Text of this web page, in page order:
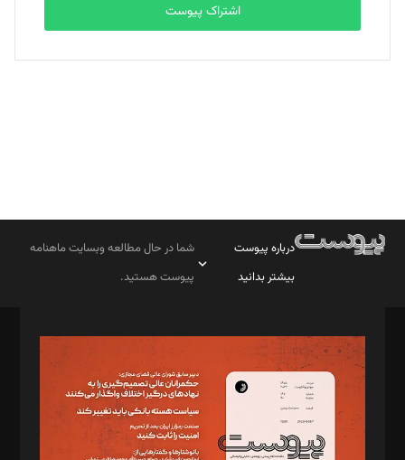
اشتراک پیوست
درباره پیوست
بیشتر بدانید
شما در حال مطالعه وبسایت ماهنامه
پیوست هستید.
مدیر مسئول: محمدباقر اثنی‌عشری
سردبیر: مهرک محمودی
دبیر تحریریه: میثم قاسمی
د‌بیر ناداستان: سمانه سمیع
د‌بیر خدمت و تجارت: ابوالفضل رجبی